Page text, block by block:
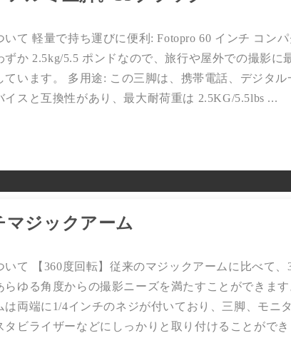
買い求めください！🌟
Now >>
保証延長 会員活動
いて 軽量で持ち運びに便利: Fotopro 60 インチ コン
ずか 2.5kg/5.5 ポンドなので、旅行や屋外での撮影
ています。 多用途: この三脚は、携帯電話、デジタ
イスと互換性があり、最大耐荷重は 2.5KG/5.5lbs ...
マジックアーム
いて 【360度回転】従来のマジックアームに比べて
らゆる角度からの撮影ニーズを満たすことができま
は両端に1/4インチのネジが付いており、三脚、モニ
タビライザーなどにしっかりと取り付けることがで